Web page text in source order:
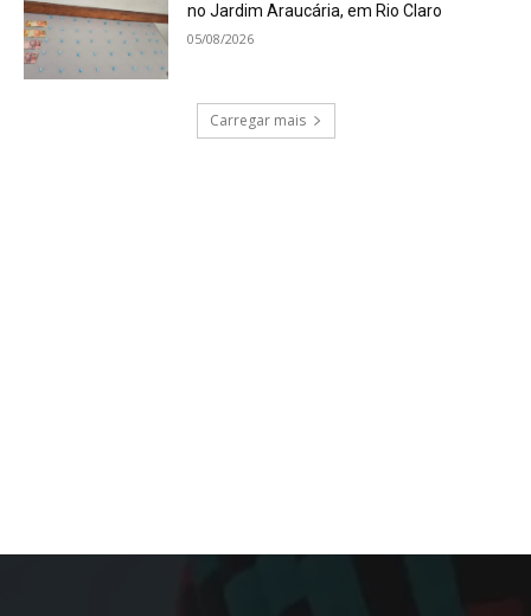
no Jardim Araucária, em Rio Claro
05/08/2026
Carregar mais